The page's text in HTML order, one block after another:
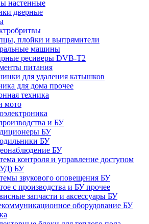
настенные
дверные
плойки и выпрямители
машины
ресиверы DVB-T2
питания
для удаления катышков
для дома прочее
техника
мото
и БУ
БУ
БУ
БУ
контроля и управление доступом
БУ
звукового оповещения БУ
с производства и БУ прочее
запчасти и аксессуары БУ
оборудование БУ